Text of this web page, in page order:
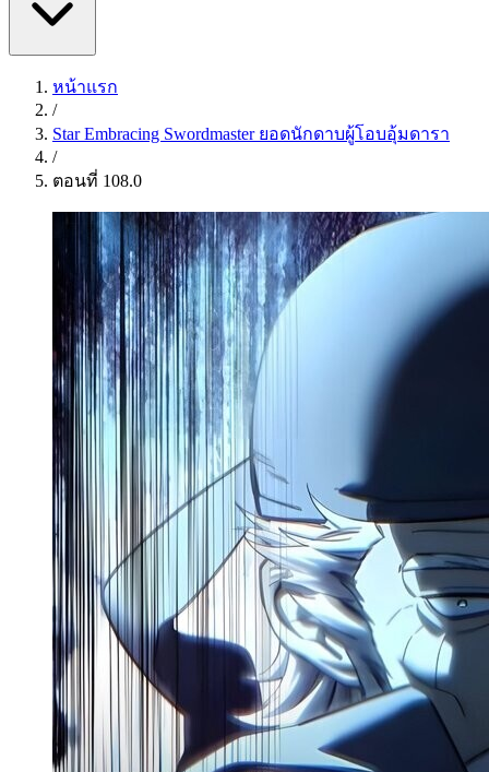
หน้าแรก
/
Star Embracing Swordmaster ยอดนักดาบผู้โอบอุ้มดารา
/
ตอนที่ 108.0